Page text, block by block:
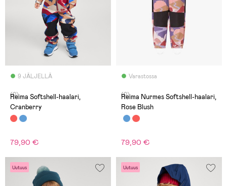
9 JÄLJELLÄ
(0)
Reima Softshell-haalari,
Cranberry
79,90 €
Varastossa
(0)
Reima Nurmes Softshell-haalari,
Rose Blush
79,90 €
Uutuus Uutuus